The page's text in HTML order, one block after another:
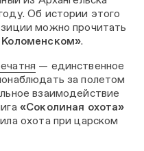
Об истории этого
можно прочитать
.
— единственное
за полетом
взаимодействие
«Соколиная охота»
охота при царском